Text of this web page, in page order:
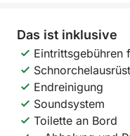
Das ist inklusive
Eintrittsgebühren
Endreinigung
Soundsystem
Toilette an Bord